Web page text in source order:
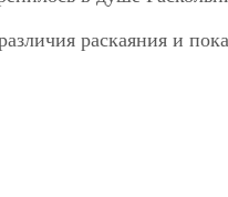
раскаяния и